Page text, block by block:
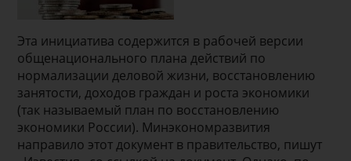
Эта инициатива содержится в рабочей версии
общенационального плана действий по
нормализации деловой жизни, восстановлению
занятости, доходов граждан и роста экономики
(так называемый план по восстановлению
экономики России). Минэкономразвития
направило этот документ в правительство, пишут